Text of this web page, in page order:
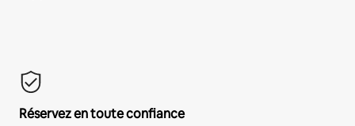
Réservez en toute confiance